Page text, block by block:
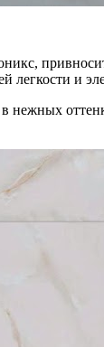
легкости и